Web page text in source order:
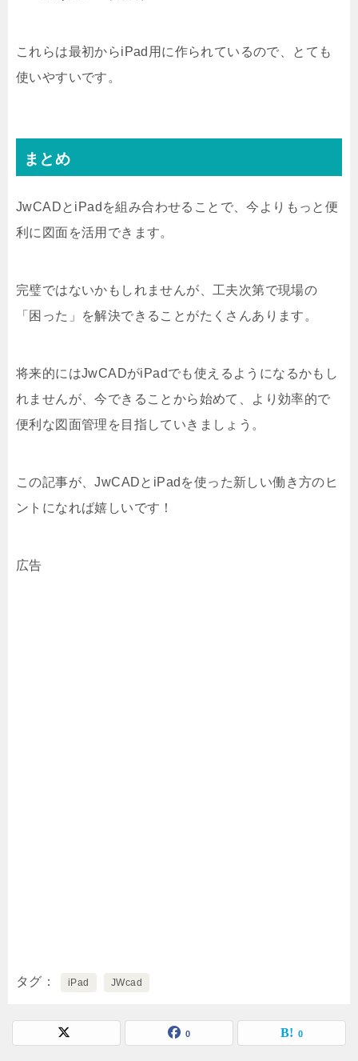
これらは最初からiPad用に作られているので、とても
使いやすいです。
まとめ
JwCADとiPadを組み合わせることで、今よりもっと便
利に図面を活用できます。
完璧ではないかもしれませんが、工夫次第で現場の
「困った」を解決できることがたくさんあります。
将来的にはJwCADがiPadでも使えるようになるかもし
れませんが、今できることから始めて、より効率的で
便利な図面管理を目指していきましょう。
この記事が、JwCADとiPadを使った新しい働き方のヒ
ントになれば嬉しいです！
広告
タグ iPad JWcad
0 0